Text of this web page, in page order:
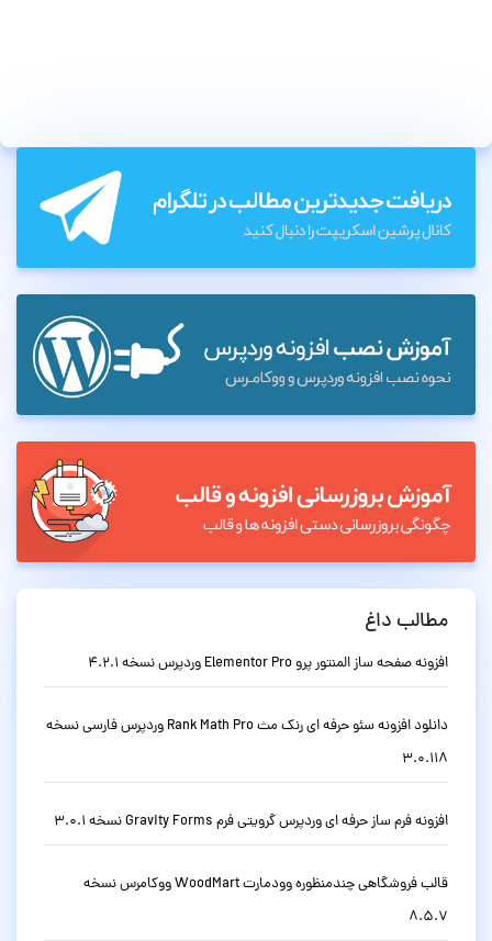
مطالب داغ
افزونه صفحه ساز المنتور پرو Elementor Pro وردپرس نسخه 4.2.1
دانلود افزونه سئو حرفه ای رنک مث Rank Math Pro وردپرس فارسی نسخه
3.0.118
افزونه فرم ساز حرفه ای وردپرس گرویتی فرم Gravity Forms نسخه 3.0.1
قالب فروشگاهی چندمنظوره وودمارت WoodMart ووکامرس نسخه
8.5.7